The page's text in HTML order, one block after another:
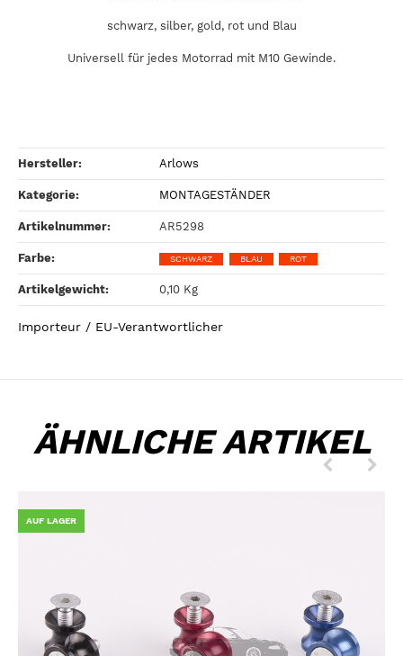
schwarz, silber, gold, rot und Blau
Universell für jedes Motorrad mit M10 Gewinde.
Hersteller: Arlows
Kategorie: MONTAGESTÄNDER
Artikelnummer: AR5298
Farbe‍: SCHWARZ BLAU ROT
Artikelgewicht‍: 0,10 Kg
Importeur / EU-Verantwortlicher
ÄHNLICHE ARTIKEL
AUF LAGER